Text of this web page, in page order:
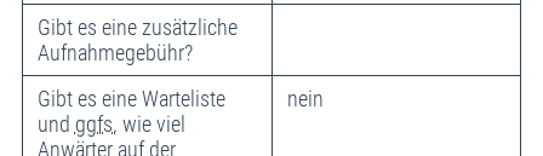
Gibt es eine zusätzliche
Aufnahmegebühr?
Gibt es eine Warteliste
und ggfs. wie viel
Anwärter auf der
nein